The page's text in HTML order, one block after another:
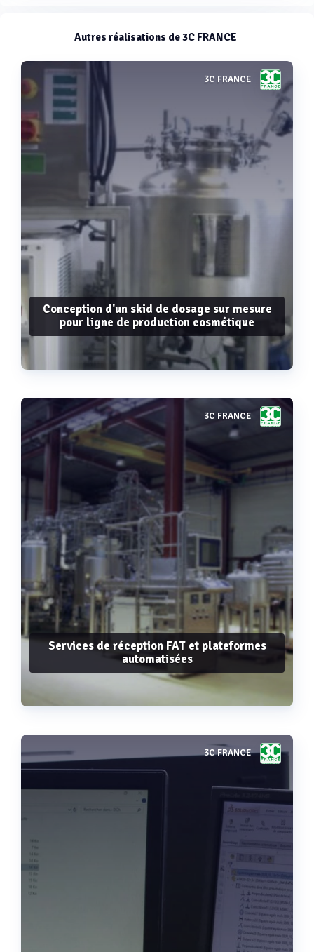
Autres réalisations de 3C FRANCE
3C FRANCE
Conception d'un skid de dosage sur mesure
pour ligne de production cosmétique
Voir plus 3C FRANCE
Services de réception FAT et plateformes
automatisées
Voir plus 3C FRANCE